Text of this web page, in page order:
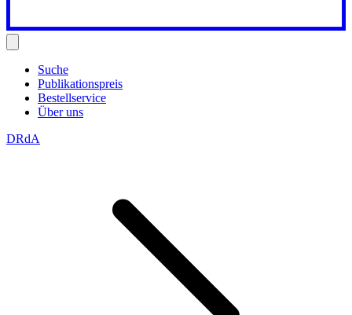
Suche
Publikationspreis
Bestellservice
Über uns
DRdA